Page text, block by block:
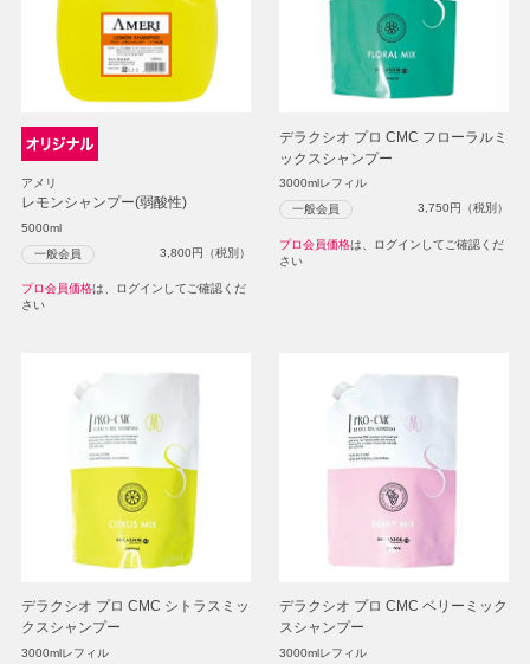
アメリ
レモンシャンプー(弱酸性)
5000ml
一般会員 3,800円（税別）
プロ会員価格は、ログインしてご確認くだ
さい
デラクシオ プロ CMC フローラルミ
ックスシャンプー
3000mlレフィル
一般会員 3,750円（税別）
プロ会員価格は、ログインしてご確認くだ
さい
デラクシオ プロ CMC シトラスミッ
クスシャンプー
3000mlレフィル
デラクシオ プロ CMC ベリーミック
スシャンプー
3000mlレフィル